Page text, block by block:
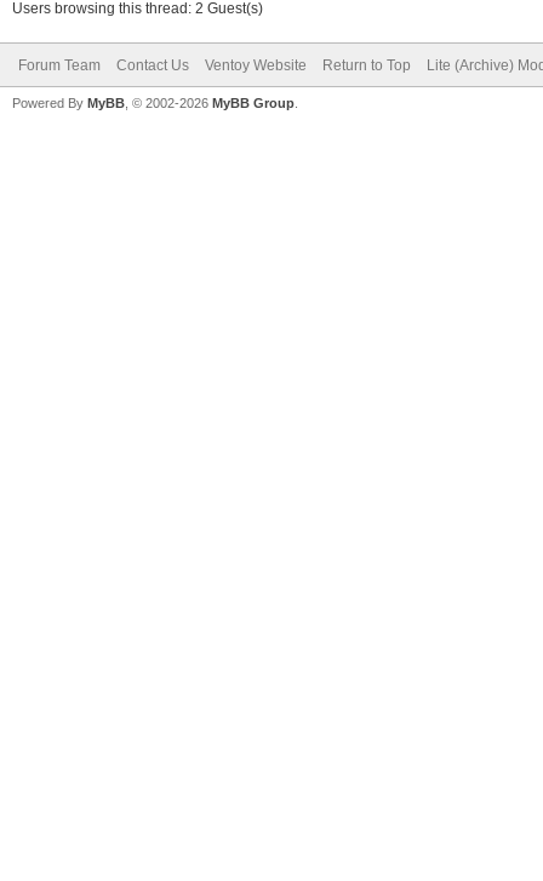
Users browsing this thread: 2 Guest(s)
Forum Team Contact Us Ventoy Website Return to Top Lite (Archive)
Powered By MyBB , © 2002-2026 MyBB Group